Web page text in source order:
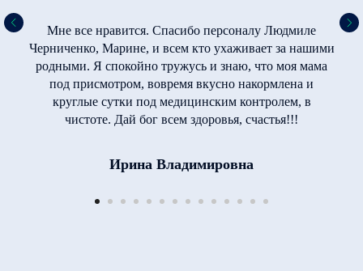
Мне все нравится. Спасибо персоналу Людмиле
Черниченко, Марине, и всем кто ухаживает за нашими
родными. Я спокойно тружусь и знаю, что моя мама
под присмотром, вовремя вкусно накормлена и
круглые сутки под медицинским контролем, в
чистоте. Дай бог всем здоровья, счастья!!!
Ирина Владимировна